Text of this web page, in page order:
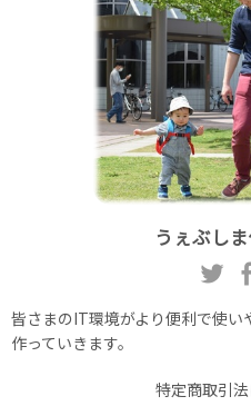
うぇぶし
皆さまのIT環境がより便利で使
作っていきます。
特定商取引